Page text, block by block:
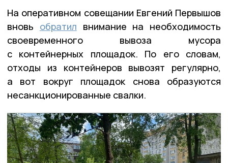
На оперативном совещании Евгений Первышов
вновь обратил внимание на необходимость
своевременного вывоза мусора
с контейнерных площадок. По его словам,
отходы из контейнеров вывозят регулярно,
а вот вокруг площадок снова образуются
несанкционированные свалки.